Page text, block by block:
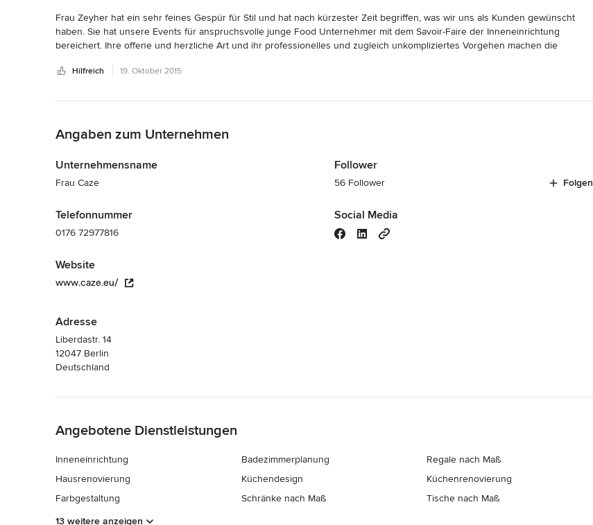
Frau Zeyher hat ein sehr feines Gespür für Stil und hat nach kürzester Zeit begriffen, was wir uns als Kunden gewünscht
haben. Sie hat unsere Events für anspruchsvolle junge Food Unternehmer mit dem Savoir-Faire der Inneneinrichtung
bereichert. Ihre offene und herzliche Art und ihr professionelles und zugleich unkompliziertes Vorgehen machen die
Hilfreich 19. Oktober 2015
Angaben zum Unternehmen
Unternehmensname
Frau Caze
Telefonnummer
0176 72977816
Website
www.caze.eu/
Adresse
Liberdastr. 14
12047 Berlin
Deutschland
Follower
56 Follower Folgen
Social Media
Angebotene Dienstleistungen
Inneneinrichtung
Hausrenovierung
Farbgestaltung
Badezimmerplanung
Küchendesign
Schränke nach Maß
Regale nach Maß
Küchenrenovierung
Tische nach Maß
13 weitere anzeigen